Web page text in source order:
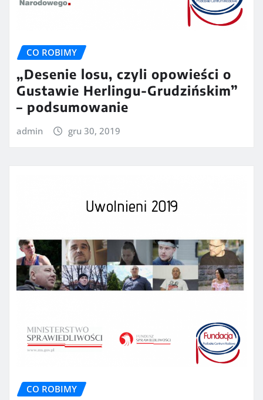
CO ROBIMY
„Desenie losu, czyli opowieści o
Gustawie Herlingu-Grudzińskim”
– podsumowanie
admin gru 30, 2019
CO ROBIMY